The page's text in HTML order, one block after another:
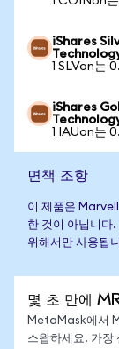
iShares
1 SLVon는
iShares
1 IAUon는
면책 조항
이 제품은
한 것이 아닙니다.
위해서만 사용됩
몇 초 만에
MetaMask에서
스왑하세요. 가장